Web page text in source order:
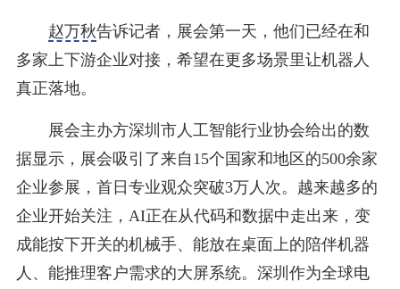
赵万秋告诉记者，展会第一天，他们已经在和
多家上下游企业对接，希望在更多场景里让机器人
真正落地。
展会主办方深圳市人工智能行业协会给出的数
据显示，展会吸引了来自15个国家和地区的500余家
企业参展，首日专业观众突破3万人次。越来越多的
企业开始关注，AI正在从代码和数据中走出来，变
成能按下开关的机械手、能放在桌面上的陪伴机器
人、能推理客户需求的大屏系统。深圳作为全球电